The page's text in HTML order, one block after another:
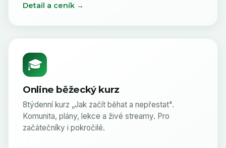
Detail a ceník →
🎓
Online běžecký kurz
8týdenní kurz „Jak začít běhat a nepřestat".
Komunita, plány, lekce a živé streamy. Pro
začátečníky i pokročilé.